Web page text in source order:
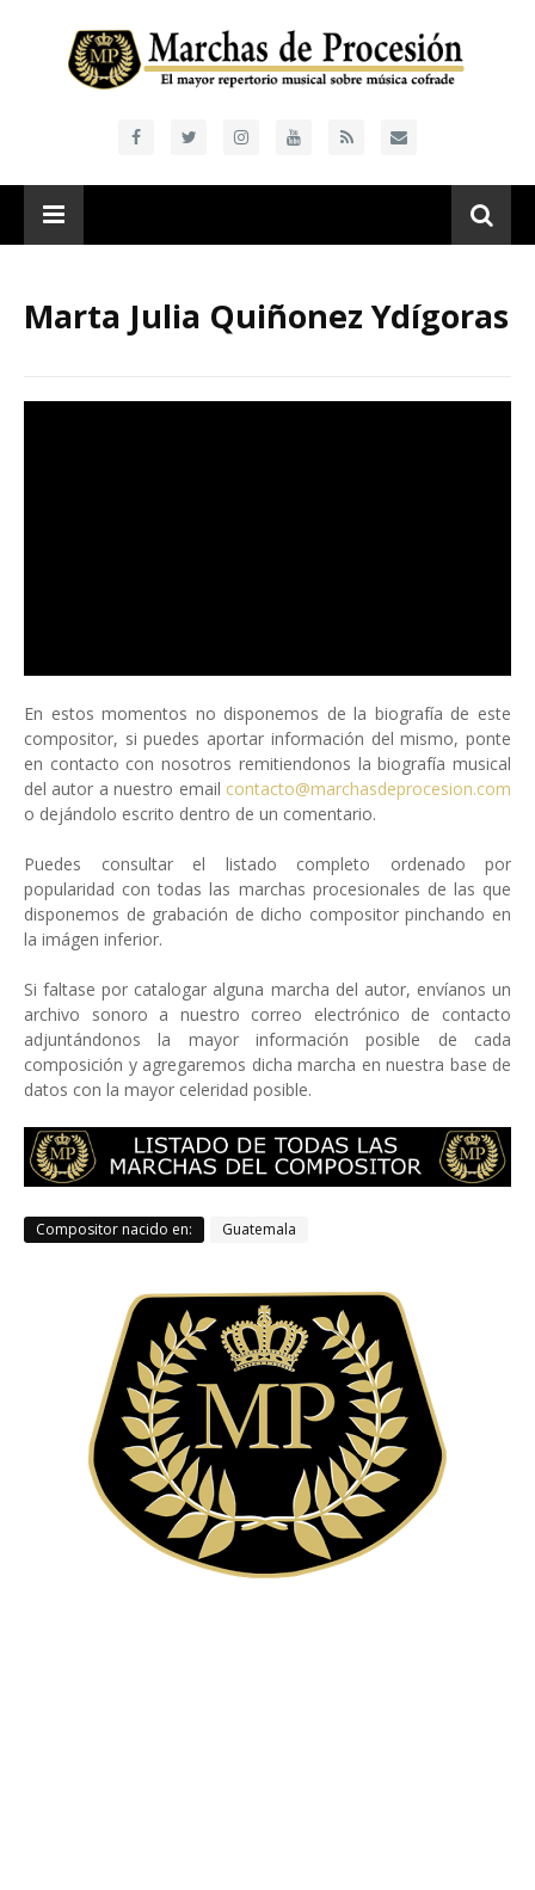
Marta Julia Quiñonez Ydígoras
En estos momentos no disponemos de la biografía de este
compositor, si puedes aportar información del mismo, ponte
en contacto con nosotros remitiendonos la biografía musical
del autor a nuestro email contacto@marchasdeprocesion.com
o dejándolo escrito dentro de un comentario.
Puedes consultar el listado completo ordenado por
popularidad con todas las marchas procesionales de las que
disponemos de grabación de dicho compositor pinchando en
la imágen inferior.
Si faltase por catalogar alguna marcha del autor, envíanos un
archivo sonoro a nuestro correo electrónico de contacto
adjuntándonos la mayor información posible de cada
composición y agregaremos dicha marcha en nuestra base de
datos con la mayor celeridad posible.
Compositor nacido en: Guatemala